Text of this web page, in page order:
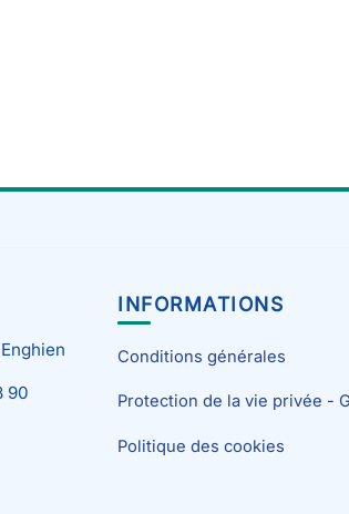
90
INFORMATIONS
Conditions générales
Protection de la vie privée -
Politique des cookies